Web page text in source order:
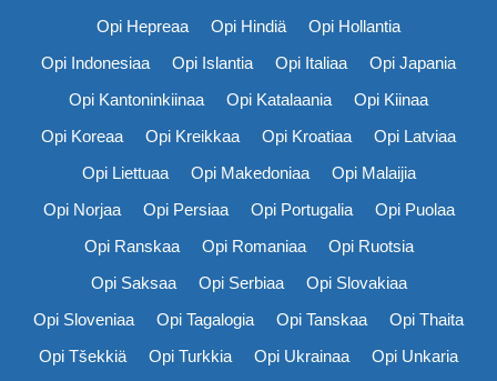
Opi Hepreaa
Opi Hindiä
Opi Hollantia
Opi Indonesiaa
Opi Islantia Opi Italiaa
Opi Japania
Opi Kantoninkiinaa
Opi Katalaania
Opi Kiinaa
Opi Koreaa
Opi Kreikkaa Opi Kroatiaa
Opi Latviaa
Opi Liettuaa
Opi Makedoniaa
Opi Malaijia
Opi Norjaa
Opi Persiaa Opi Portugalia
Opi Puolaa
Opi Ranskaa
Opi Romaniaa
Opi Ruotsia
Opi Saksaa
Opi Serbiaa
Opi Slovakiaa
Opi Sloveniaa
Opi Tagalogia Opi Tanskaa
Opi Thaita
Opi Tšekkiä
Opi Turkkia Opi Ukrainaa
Opi Unkaria